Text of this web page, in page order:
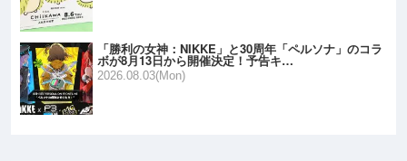
「勝利の女神：NIKKE」と30周年「ペルソナ」のコラ
ボが8月13日から開催決定！予告キ…
2026.08.03(Mon)